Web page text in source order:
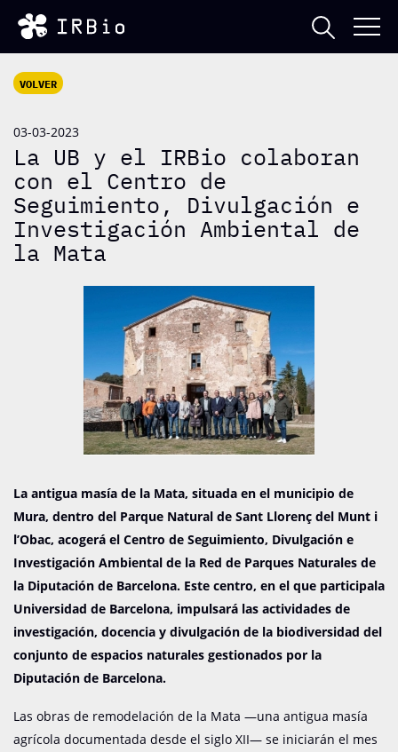
VOLVER
03-03-2023
La UB y el IRBio colaboran
con el Centro de
Seguimiento, Divulgación e
Investigación Ambiental de
la Mata
La antigua masía de la Mata, situada en el municipio de
Mura, dentro del Parque Natural de Sant Llorenç del Munt i
l’Obac, acogerá el Centro de Seguimiento, Divulgación e
Investigación Ambiental de la Red de Parques Naturales de
la Diputación de Barcelona. Este centro, en el que participala
Universidad de Barcelona, impulsará las actividades de
investigación, docencia y divulgación de la biodiversidad del
conjunto de espacios naturales gestionados por la
Diputación de Barcelona.
Las obras de remodelación de la Mata —una antigua masía
agrícola documentada desde el siglo XII— se iniciarán el mes